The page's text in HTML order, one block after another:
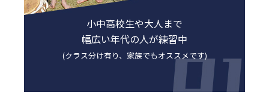
小中高校生や大人まで
幅広い年代の人が練習中
(クラス分け有り、家族でもオススメです)